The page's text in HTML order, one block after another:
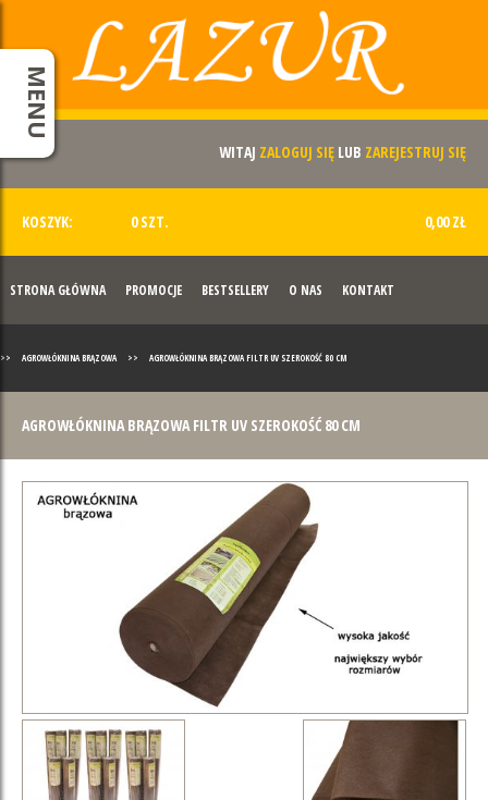
WITAJ ZALOGUJ SIĘ LUB ZAREJESTRUJ SIĘ
KOSZYK: 0 SZT. 0,00 ZŁ
STRONA GŁÓWNA PROMOCJE BESTSELLERY O NAS KONTAKT
MENU
>> AGROWŁÓKNINA BRĄZOWA >> AGROWŁÓKNINA BRĄZOWA FILTR UV SZEROKOŚĆ 80 CM
AGROWŁÓKNINA BRĄZOWA FILTR UV SZEROKOŚĆ 80 CM